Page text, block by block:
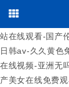
午夜操一操-欧
区-国产com-国
站在线观看-国产
日韩av-久久黄色
在线视频-亚洲无
产美女在线免费